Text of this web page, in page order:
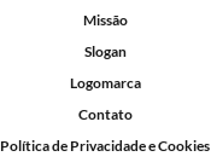
Missão
Slogan
Logomarca
Contato
Política de Privacidade e Cookies